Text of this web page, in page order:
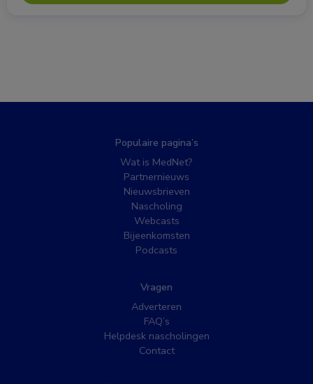
Populaire pagina’s
Wat is MedNet?
Partnernieuws
Nieuwsbrieven
Nascholing
Webcasts
Bijeenkomsten
Podcasts
Vragen
Adverteren
FAQ’s
Helpdesk nascholingen
Contact